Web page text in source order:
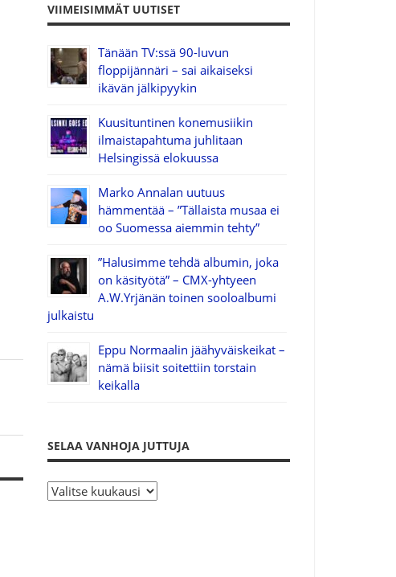
VIIMEISIMMÄT UUTISET
Tänään TV:ssä 90-luvun
floppijännäri – sai aikaiseksi
ikävän jälkipyykin
Kuusituntinen konemusiikin
ilmaistapahtuma juhlitaan
Helsingissä elokuussa
Marko Annalan uutuus
hämmentää – ”Tällaista musaa ei
oo Suomessa aiemmin tehty”
”Halusimme tehdä albumin, joka
on käsityötä” – CMX-yhtyeen
A.W.Yrjänän toinen sooloalbumi
julkaistu
Eppu Normaalin jäähyväiskeikat –
nämä biisit soitettiin torstain
keikalla
SELAA VANHOJA JUTTUJA
S